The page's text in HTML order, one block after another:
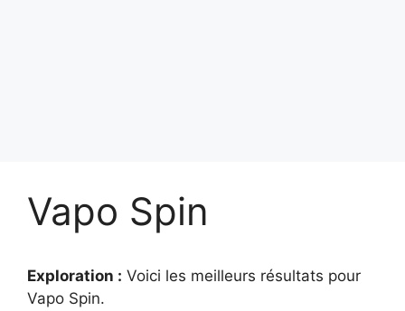
Vapo Spin
Exploration : Voici les meilleurs résultats pour
Vapo Spin.